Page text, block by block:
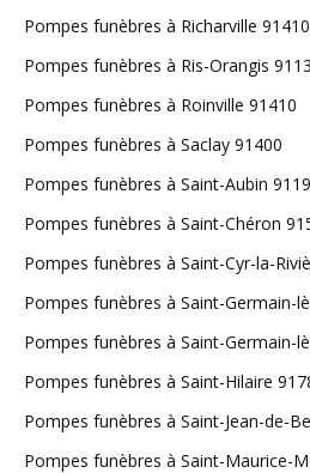
Pompes funèbres à Richarville 91410
Pompes funèbres à Ris-Orangis
Pompes funèbres à Roinville 91410
Pompes funèbres à Saclay 91400
Pompes funèbres à Saint-Aubin
Pompes funèbres à Saint-Chéron
Pompes funèbres à Saint-Cyr-la-
Pompes funèbres à Saint-Germain-
Pompes funèbres à Saint-Germain-
Pompes funèbres à Saint-Hilaire
Pompes funèbres à Saint-Jean-de-
Pompes funèbres à Saint-Maurice-